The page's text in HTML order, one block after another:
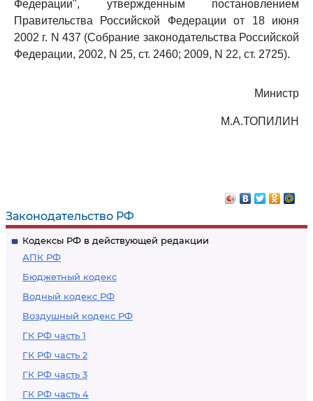
Законодательство РФ
Кодексы РФ в действующей редакции
АПК РФ
Бюджетный кодекс
Водный кодекс РФ
Воздушный кодекс РФ
ГК РФ часть 1
ГК РФ часть 2
ГК РФ часть 3
ГК РФ часть 4
Федерации", утвержденным постановлением
Правительства Российской Федерации от 18 июня
2002 г. N 437 (Собрание законодательства Российской
Федерации, 2002, N 25, ст. 2460; 2009, N 22, ст. 2725).
Министр
М.А.ТОПИЛИН